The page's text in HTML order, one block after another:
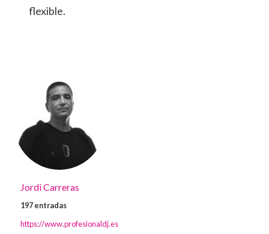
flexible.
Jordi Carreras
197 entradas
https://www.profesionaldj.es